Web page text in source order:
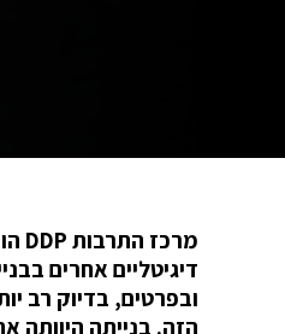
דיגיטליים אחרים